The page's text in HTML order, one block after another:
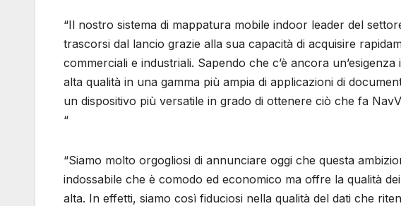
“Il nostro sistema di mappatura mobile indoor leader del
trascorsi dal lancio grazie alla sua capacità di acquisire
commerciali e industriali. Sapendo che c’è ancora
alta qualità in una gamma più ampia di applicazioni di
un dispositivo più versatile in grado di ottenere ciò che fa
“
“Siamo molto orgogliosi di annunciare oggi che questa
indossabile che è comodo ed economico ma offre la qualità
alta. In effetti, siamo così fiduciosi nella qualità del dati che